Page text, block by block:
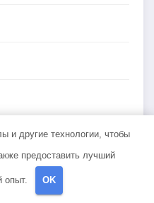
и другие технологии, чтобы
предоставить лучший
опыт. OK